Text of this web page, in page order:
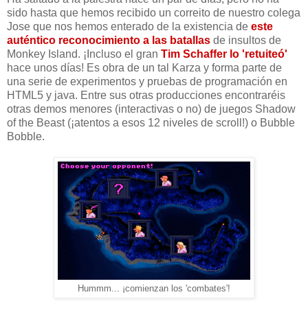
sido hasta que hemos recibido un correito de nuestro colega
Jose que nos hemos enterado de la existencia de este
auténtico reconocimiento a las batallas de insultos de
Monkey Island. ¡Incluso el gran Tim Schaffer lo 'retuiteó'
hace unos días! Es obra de un tal Karza y forma parte de
una serie de experimentos y pruebas de programación en
HTML5 y java. Entre sus otras producciones encontraréis
otras demos menores (interactivas o no) de juegos Shadow
of the Beast (¡atentos a esos 12 niveles de scroll!) o Bubble
Bobble.
Hummm... ¡comienzan los 'combates'!